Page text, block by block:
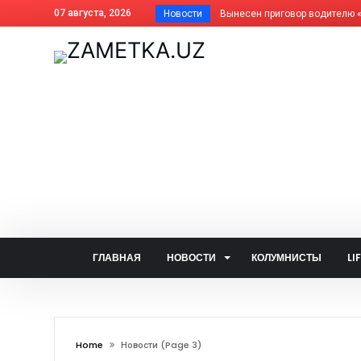
07 августа, 2026 Новости Почему фисташки такие
Незнание закона не
ГЛАВНАЯ НОВОСТИ КОЛУМНИСТЫ
Home Новости (page 3)